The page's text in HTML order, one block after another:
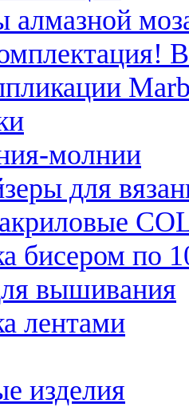
алмазной
молнии
для
бисером по
вышивания
лентами
изделия